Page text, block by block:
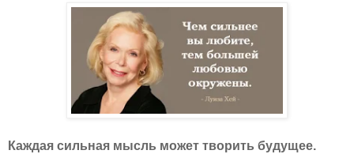
Каждая сильная мысль может творить будущее.